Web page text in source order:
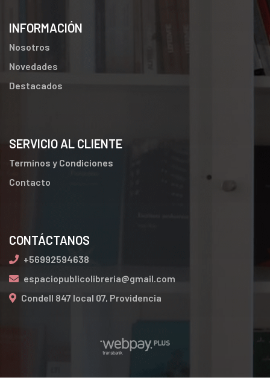
INFORMACIÓN
Nosotros
Novedades
Destacados
SERVICIO AL CLIENTE
Terminos y Condiciones
Contacto
CONTÁCTANOS
+56992594638
espaciopublicolibreria@gmail.com
Condell 847 local 07, Providencia